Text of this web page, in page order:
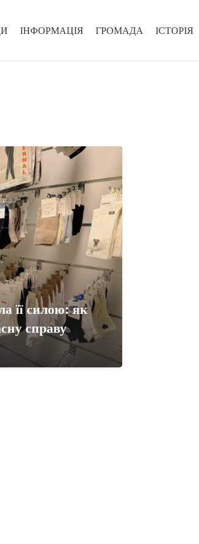
ІНФОРМАЦІЯ ГРОМАДА ІСТОРІЯ
її силою: як
справу